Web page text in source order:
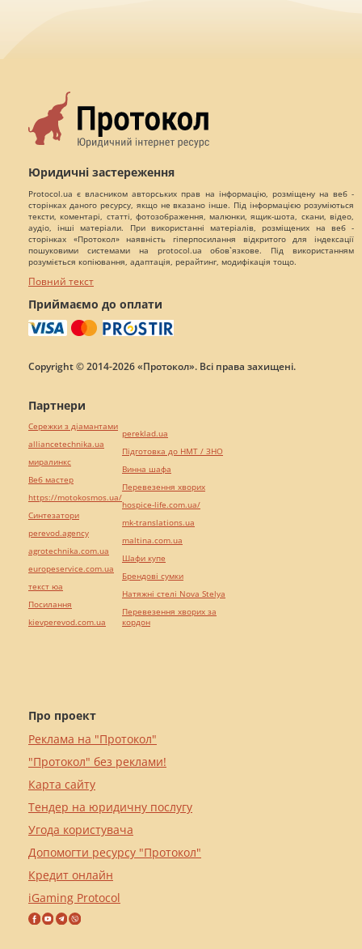
Юридичні застереження
Protocol.ua є власником авторських прав на інформацію, розміщену на веб -
сторінках даного ресурсу, якщо не вказано інше. Під інформацією розуміються
тексти, коментарі, статті, фотозображення, малюнки, ящик-шота, скани, відео,
аудіо, інші матеріали. При використанні матеріалів, розміщених на веб -
сторінках «Протокол» наявність гіперпосилання відкритого для індексації
пошуковими системами на protocol.ua обов`язкове. Під використанням
розуміється копіювання, адаптація, рерайтинг, модифікація тощо.
Повний текст
Приймаємо до оплати
Copyright © 2014-2026 «Протокол». Всі права захищені.
Про проект
Реклама на "Протокол"
"Протокол" без реклами!
Карта сайту
Тендер на юридичну послугу
Угода користувача
Допомогти ресурсу "Протокол"
Кредит онлайн
iGaming Protocol
Партнери
Сережки з діамантами
alliancetechnika.ua
миралинкс
Веб мастер
https://motokosmos.ua/
Синтезатори
perevod.agency
agrotechnika.com.ua
europeservice.com.ua
текст юа
Посилання
kievperevod.com.ua
pereklad.ua
Підготовка до НМТ / ЗНО
Винна шафа
Перевезення хворих
hospice-life.com.ua/
mk-translations.ua
maltina.com.ua
Шафи купе
Брендові сумки
Натяжні стелі Nova Stelya
Перевезення хворих за
кордон